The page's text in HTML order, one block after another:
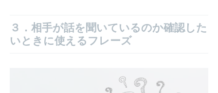
３．相手が話を聞いているのか確認した
いときに使えるフレーズ